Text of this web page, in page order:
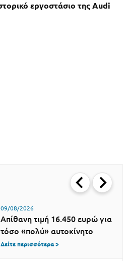
εργοστάσιο της Audi
09/08/2026
Απίθανη τιμή 16.450 ευρώ για
τόσο «πολύ» αυτοκίνητο
Δείτε περισσότερα >